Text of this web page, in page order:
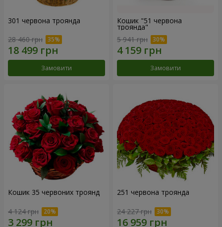
301 червона троянда
28 460 грн
Замовити
Кошик "51 червона
троянда"
5 941 грн
Замовити
Кошик 35 червоних троянд
4 124 грн
251 червона троянда
24 227 грн